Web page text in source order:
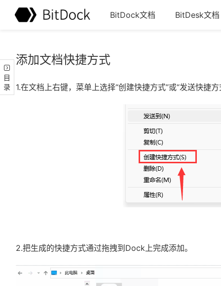
BitDock文档 BitDesk文档
目录
添加文档快捷方式
1.在文档上右键，菜单上选择“创建快捷方式”或“发送快捷
2.把生成的快捷方式通过拖拽到Dock上完成添加。